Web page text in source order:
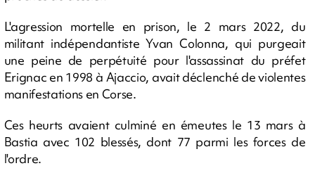
L'agression mortelle en prison, le 2 mars 2022, du
militant indépendantiste Yvan Colonna, qui purgeait
une peine de perpétuité pour l'assassinat du préfet
Erignac en 1998 à Ajaccio, avait déclenché de violentes
manifestations en Corse.
Ces heurts avaient culminé en émeutes le 13 mars à
Bastia avec 102 blessés, dont 77 parmi les forces de
l'ordre.